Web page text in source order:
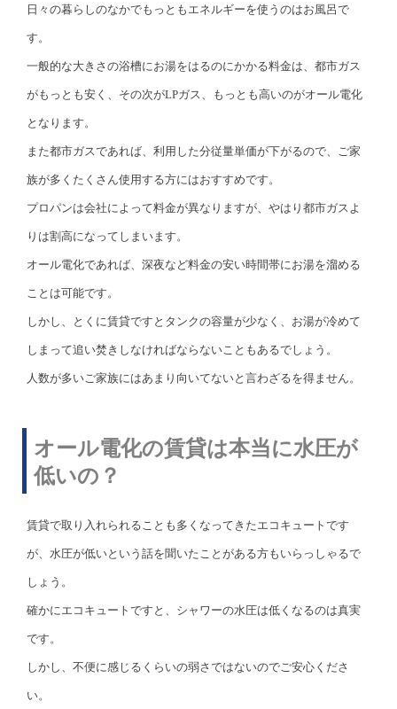
日々の暮らしのなかでもっともエネルギーを使うのはお風呂で
す。
一般的な大きさの浴槽にお湯をはるのにかかる料金は、都市ガス
がもっとも安く、その次がLPガス、もっとも高いのがオール電化
となります。
また都市ガスであれば、利用した分従量単価が下がるので、ご家
族が多くたくさん使用する方にはおすすめです。
プロパンは会社によって料金が異なりますが、やはり都市ガスよ
りは割高になってしまいます。
オール電化であれば、深夜など料金の安い時間帯にお湯を溜める
ことは可能です。
しかし、とくに賃貸ですとタンクの容量が少なく、お湯が冷めて
しまって追い焚きしなければならないこともあるでしょう。
人数が多いご家族にはあまり向いてないと言わざるを得ません。
オール電化の賃貸は本当に水圧が
低いの？
賃貸で取り入れられることも多くなってきたエコキュートです
が、水圧が低いという話を聞いたことがある方もいらっしゃるで
しょう。
確かにエコキュートですと、シャワーの水圧は低くなるのは真実
です。
しかし、不便に感じるくらいの弱さではないのでご安心くださ
い。